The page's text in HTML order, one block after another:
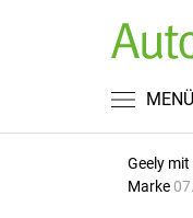
MENÜ
Geely
Marke